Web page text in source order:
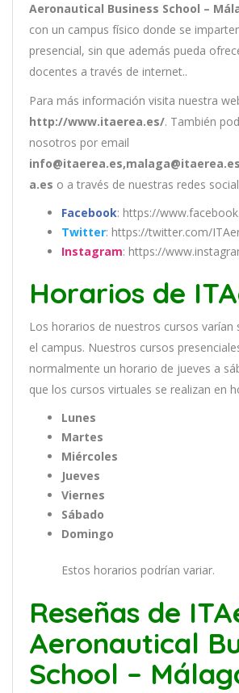
Aeronautical Business School –
con un campus físico donde se
presencial, sin que además pueda
docentes a través de internet..
Para más información visita nuestra
http://www.itaerea.es/. También
nosotros por email
a.es o a través de nuestras redes
Facebook: https://
Twitter: https://twitter.com/
Instagram: https://
Horarios de
Los horarios de nuestros cursos varían
el campus. Nuestros cursos presencial
normalmente un horario de jueves a sá
que los cursos virtuales se realizan en
Lunes
Martes
Miércoles
Jueves
Viernes
Sábado
Domingo
Estos horarios podrían variar.
Reseñas de
Aeronautical
School –